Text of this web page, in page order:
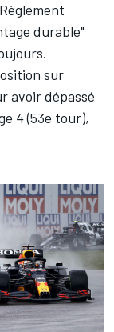
durable"
sur
avoir dépassé
4 (53e tour),